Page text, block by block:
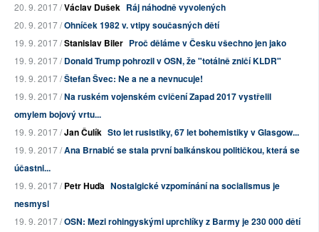
20. 9. 2017 /Václav Dušek Ráj náhodně vyvolených
20. 9. 2017 /Ohníček 1982 v. vtipy současných dětí
19. 9. 2017 /Stanislav Biler Proč děláme v Česku všechno jen jako
19. 9. 2017 /Donald Trump pohrozil v OSN, že "totálně zničí KLDR"
19. 9. 2017 /Štefan Švec: Ne a ne a nevnucuje!
19. 9. 2017 /Na ruském vojenském cvičení Zapad 2017 vystřelil
omylem bojový vrtu...
19. 9. 2017 /Jan Čulík Sto let rusistiky, 67 let bohemistiky v Glasgow...
19. 9. 2017 /Ana Brnabić se stala první balkánskou političkou, která se
účastni...
19. 9. 2017 /Petr Huďa Nostalgické vzpomínání na socialismus je
nesmysl
19. 9. 2017 /OSN: Mezi rohingyskými uprchlíky z Barmy je 230 000 dětí